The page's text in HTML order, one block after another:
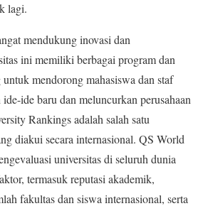
lagi.
mendukung inovasi dan
ini memiliki berbagai program dan
mendorong mahasiswa dan staf
ide baru dan meluncurkan perusahaan
Rankings adalah salah satu
diakui secara internasional. QS World
universitas di seluruh dunia
termasuk reputasi akademik,
fakultas dan siswa internasional, serta